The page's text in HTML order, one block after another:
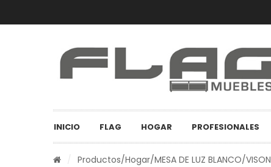
INICIO FLAG HOGAR PROFESIONALES
Productos/Hogar/MESA DE LUZ BLANCO/VISON